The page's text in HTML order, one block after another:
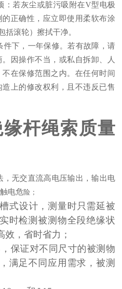
：若灰尘或脏污吸附在V型电极
的正确性，应立即使用柔软布涂
括滚轮）擦拭干净。
件下，一年保修。若有故障，请
因操作不当，或私自拆卸、人
在保修范围之内。在任何时间
上的修改权利，且不违反已售
缘杆绳索质量
，无交直流高电压输出，输出电
电危险；
式设计，测量时只需延被
时检测被测物全段绝缘状
效，省时省力；
保证对不同尺寸的被测物
满足不同应用需求，被测